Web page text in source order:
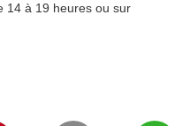
14 à 19 heures ou sur